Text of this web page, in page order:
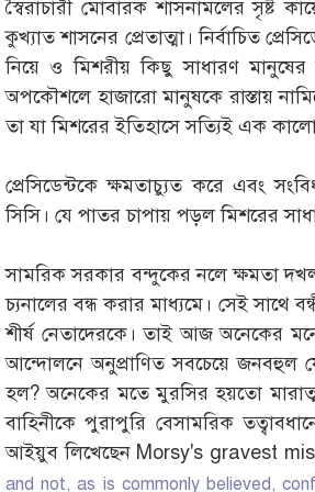
স্বৈরাচারী মোবারক শাসনামলের সৃষ্ট
কুখ্যাত শাসনের প্রেতাত্মা। নির্বাচিত
নিয়ে ও মিশরীয় কিছু সাধারণ মানুষের
অপকৌশলে হাজারো মানুষকে রাস্তায়
তা যা মিশরের ইতিহাসে সত্যিই এক
প্রেসিডেন্টকে ক্ষমতাচ্যুত করে এবং
সিসি। যে পাতর চাপায় পড়ল মিশরের
সামরিক সরকার বন্দুকের নলে ক্ষমতা
চ্যনালের বন্ধ করার মাধ্যমে। সেই সাথে
শীর্ষ নেতাদেরকে। তাই আজ অনেকের
আন্দোলনে অনুপ্রাণিত সবচেয়ে জনবহুল
হল? অনেকের মতে মুরসির হয়তো
বাহিনীকে পুরাপুরি বেসামরিক
আইয়ুব লিখেছেন Morsy's gravest
and not, as is commonly believed,